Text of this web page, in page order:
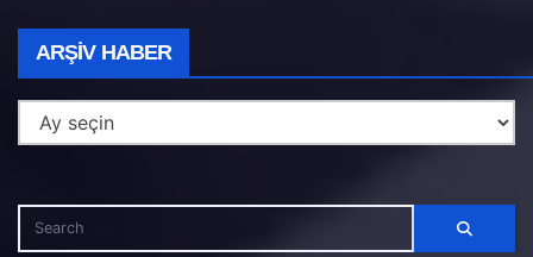
ARŞIV HABER
Haber